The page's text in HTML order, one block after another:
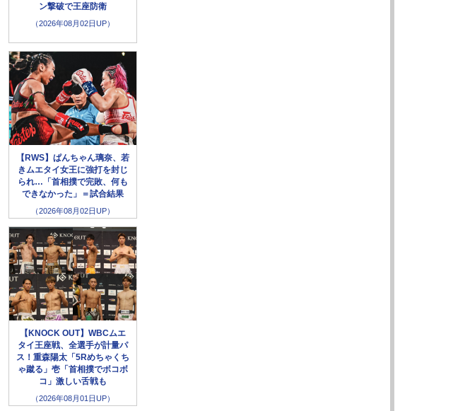
ン撃破で王座防衛
（2026年08月02日UP）
【RWS】ぱんちゃん璃奈、若
きムエタイ女王に強打を封じ
られ…「首相撲で完敗、何も
できなかった」＝試合結果
（2026年08月02日UP）
【KNOCK OUT】WBCムエ
タイ王座戦、全選手が計量パ
ス！重森陽太「5Rめちゃくち
ゃ蹴る」壱「首相撲でボコボ
コ」激しい舌戦も
（2026年08月01日UP）